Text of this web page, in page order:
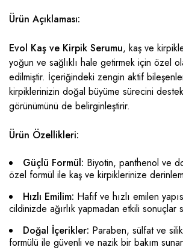
Ürün Açıklaması:
Evol Kaş ve Kirpik Serumu, kaş ve
yoğun ve sağlıklı hale getirmek için özel
edilmiştir. İçeriğindeki zengin aktif
kirpiklerinizin doğal büyüme sürecini
görünümünü de belirginleştirir.
Ürün Özellikleri:
Güçlü Formül: Biyotin, panthenol ve
özel formül ile kaş ve kirpiklerinize
Hızlı Emilim: Hafif ve hızlı emilen
cildinizde ağırlık yapmadan etkili sonuçlar
Doğal İçerikler: Paraben, sülfat ve
formülü ile güvenli ve nazik bir bakım